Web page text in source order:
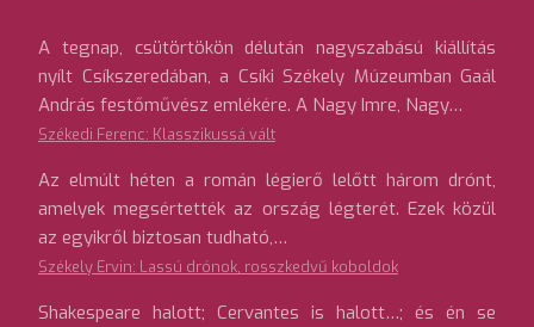
A tegnap, csütörtökön délután nagyszabású kiállítás
nyílt Csíkszeredában, a Csíki Székely Múzeumban Gaál
András festőművész emlékére. A Nagy Imre, Nagy…
Székedi Ferenc: Klasszikussá vált
Az elmúlt héten a román légierő lelőtt három drónt,
amelyek megsértették az ország légterét. Ezek közül
az egyikről biztosan tudható,…
Székely Ervin: Lassú drónok, rosszkedvű koboldok
Shakespeare halott; Cervantes is halott…; és én se